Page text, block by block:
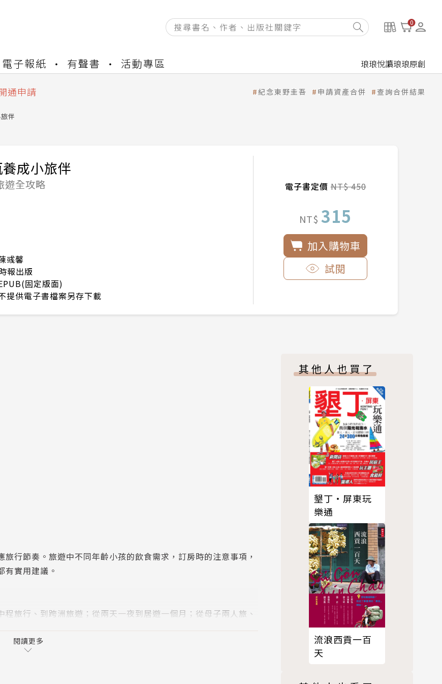
0
電子報紙 有聲書 活動專區 琅琅悅讀琅琅原創
結果查詢
申請
合併申請圖文教學
通申請
紀念東野圭吾 申請資產合併 查詢合併結果
伴
成小旅伴
遊全攻略
彧馨
報出版
固定版面)
提供電子書檔案另存下載
電子書定價NT$ 450
NT$ 315
加入購物車
試閱
行節奏。旅遊中不同年齡小孩的飲食需求，訂房時的注意事項，
實用建議。
旅行、到跨洲旅遊；從兩天一夜到居遊一個月；從母子兩人旅、
泡咖啡館，還有大人小孩都high翻天的巴里島動物主題之旅。超
閱讀更多
其他人也買了
墾丁‧屏東玩
樂通
流浪西貢一百
天